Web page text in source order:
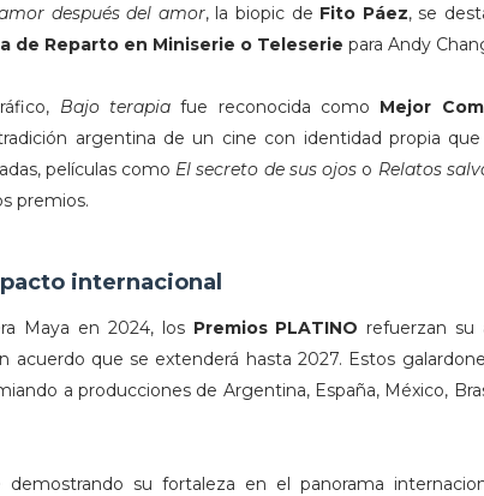
después del amor, la biopic de Fito Páez, se
de Reparto en Miniserie o Teleserie para Andy
Bajo terapiafue reconocida como Mejor
argentina de un cine con identidad propia
películas como El secreto de sus ojos o Relatos
premios.
internacional
Maya en 2024, los Premios PLATINO refuerzan su
acuerdo que se extenderá hasta 2027. Estos
a producciones de Argentina, España, México,
demostrando su fortaleza en el panorama